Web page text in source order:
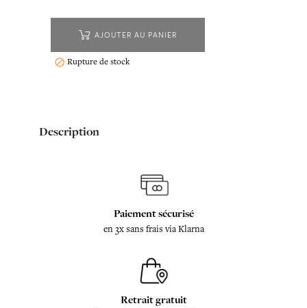
AJOUTER AU PANIER
 Rupture de stock
Description
Paiement sécurisé
en 3x sans frais via Klarna
Retrait gratuit